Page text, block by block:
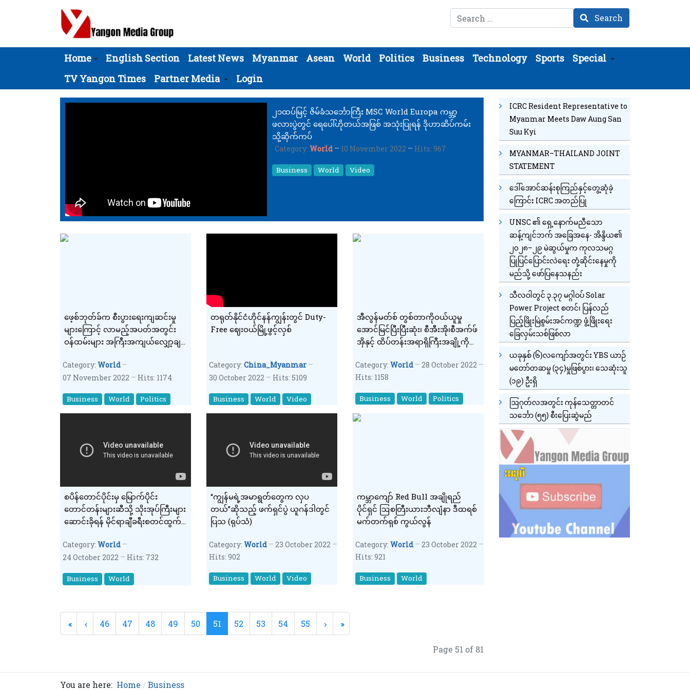
Search Search
Home English Section Latest News Myanmar Asean World Politics Business Technology Sports
Special
TV Yangon Times
Partner Media Login
၂၁ထပ်မြင့် ဇိမ်ခံသင်္ဘောကြီး MSC World Europa ကမ္ဘာ့
ဖလားပွဲတွင် ရေပေါ်ဟိုတယ်အဖြစ် အသုံးပြုရန် ဒိုဟာဆိပ်ကမ်း
သို့ဆိုက်ကပ်
Category: World 10 November 2022 Hits: 967
Business World Video
ဖေ့စ်ဘုတ်ခ်က စီးပွားရေးကျဆင်းမှု
များကြောင့် လာမည့်အပတ်အတွင်း
ဝန်ထမ်းများ အကြီးအကျယ်လျှော့ချ
Category: World
07 November 2022
Hits: 1174
Business World Politics
တရုတ်နိုင်ငံဟိုင်နန်ကျွန်းတွင် Duty-
Free ဈေးဝယ်မြို့ဖွင့်လှစ်
Category: China_Myanmar
30 October 2022
Hits: 5109
Business World Video
အီလွန်မတ်စ် တွစ်တာကိုဝယ်ယူမှု
အောင်မြင်ပြီးပြီးဆုံး၊ စီအီးအို၊စီအက်ဖ်
အိုနှင့် ထိပ်တန်းအရာရှိကြီးအချို့ကို
Category: World
28 October 2022
Hits: 1158
Business World Politics
စပိန်တောင်ပိုင်းမှ မြောက်ပိုင်း
တောင်တန်းများဆီသို့ သိုးအုပ်ကြီးများ
ဆောင်းခိုရန် မိုင်ရာချီခရီးစတင်ထွက်
Category: World
24 October 2022
Hits: 732
Business World
“ကျွန်မရဲ့အမာရွတ်တွေက လှပ
တယ်”ဆိုသည့် ဖက်ရှင်ပွဲ ယူဂန်ဒါတွင်
ပြသ (ရုပ်သံ)
Category: World
23 October 2022
Hits: 902
Business World Video
ကမ္ဘာကျော် Red Bull အချိုရည်
ပိုင်ရှင် ဩစတြီးယားဘီလျံနာ ဒီထရစ်
မက်တက်ရှစ် ကွယ်လွန်
Category: World
23 October 2022
Hits: 921
Business World
46 47 48 49 50 51 52 53 54 55
Page 51 of 81
ICRC Resident Representative to
Myanmar Meets Daw Aung San
Suu Kyi
MYANMAR–THAILAND JOINT
STATEMENT
ဒေါ်အောင်ဆန်းစုကြည်နှင့်တွေ့ဆုံခဲ့
ကြောင်း ICRC အတည်ပြု
UNSC ၏ ရှေ့နောက်မညီသော
ဆန့်ကျင်ဘက် အခြေအနေ- အိန္ဒိယ၏
၂၀၂၈–၂၉ မဲဆွယ်မှုက ကုလသမဂ္ဂ
ပြုပြင်ပြောင်းလဲရေး တုံ့ဆိုင်းနေမှုကို
မည်သို့ ဖော်ပြနေသနည်း
သီလဝါတွင် ၃.၃၇ မဂ္ဂါဝပ် Solar
Power Project စတင်၊ ပြန်လည်
ပြည့်ဖြိုးမြဲစွမ်းအင်ကဏ္ဍ ဖွံ့ဖြိုးရေး
ခြေလှမ်းသစ်ဖြစ်လာ
ယခုနှစ် (၆)လကျော်အတွင်း YBS ယာဉ်
မတော်တဆမှု (၃၄)မှုဖြစ်ပွား၊ သေဆုံးသူ
(၁၉) ဦးရှိ
ဩဂုတ်လအတွင်း ကုန်သေတ္တာတင်
သင်္ဘော (၅၅) စီးပြေးဆွဲမည်
You are here: Home Business